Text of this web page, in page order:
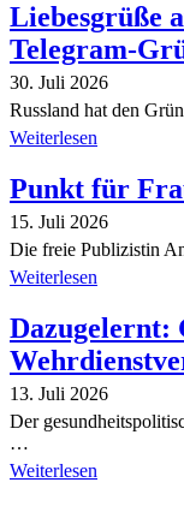
Liebesgrüße
Telegram-
30. Juli 2026
Russland hat den
Weiterlesen
Punkt für
15. Juli 2026
Die freie Publizistin
Weiterlesen
Dazugelernt:
13. Juli 2026
Der
…
Weiterlesen